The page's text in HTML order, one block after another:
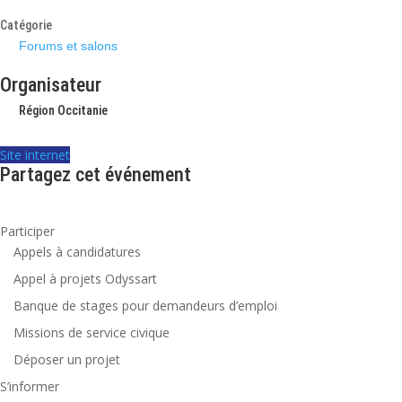
Catégorie
Forums et salons
Organisateur
Région Occitanie
Site internet
Partagez cet événement
Participer
Appels à candidatures
Appel à projets Odyssart
Banque de stages pour demandeurs d’emploi
Missions de service civique
Déposer un projet
S’informer